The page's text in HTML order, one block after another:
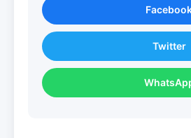
Twitter